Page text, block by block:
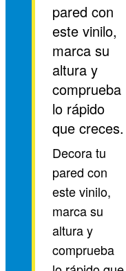
pared con
este vinilo,
marca su
altura y
comprueba
lo rápido
que creces.
Decora tu
pared con
este vinilo,
marca su
altura y
comprueba